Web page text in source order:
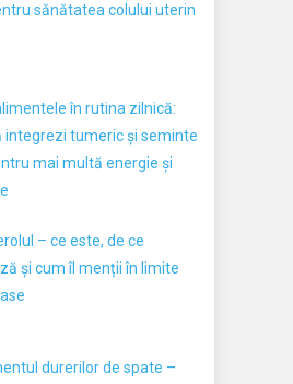
sănătatea colului uterin
în rutina zilnică:
integrezi tumeric și seminte
mai multă energie și
– ce este, de ce
și cum îl menții în limite
durerilor de spate –